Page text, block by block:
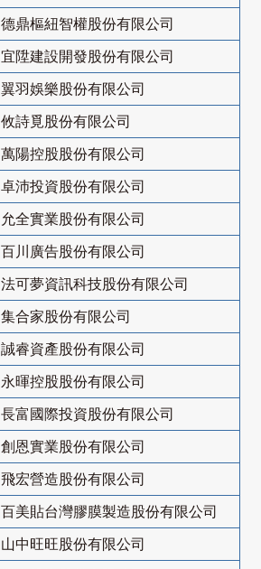
德鼎樞紐智權股份有限公司
宜陞建設開發股份有限公司
翼羽娛樂股份有限公司
攸詩覓股份有限公司
萬陽控股股份有限公司
卓沛投資股份有限公司
允全實業股份有限公司
百川廣告股份有限公司
法可夢資訊科技股份有限公司
集合家股份有限公司
誠睿資產股份有限公司
永暉控股股份有限公司
長富國際投資股份有限公司
創恩實業股份有限公司
飛宏營造股份有限公司
百美貼台灣膠膜製造股份有限公司
山中旺旺股份有限公司